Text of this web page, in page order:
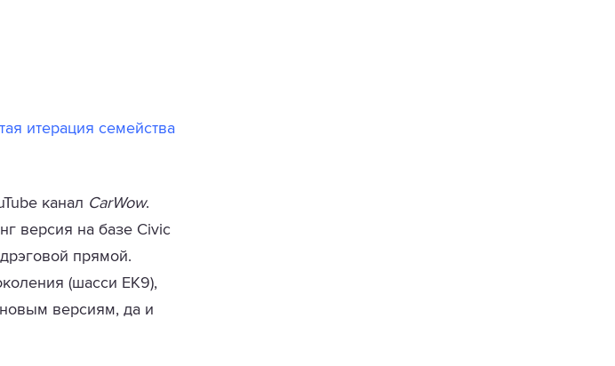
итерация семейства
канал CarWow.
версия на базе Civic
прямой.
(шасси EK9),
версиям, да и